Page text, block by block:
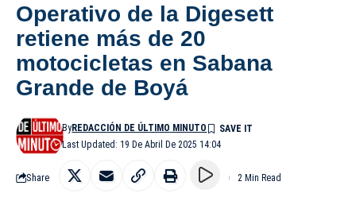
Operativo de la Digesett
retiene más de 20
motocicletas en Sabana
Grande de Boyá
Last Updated: 19 De Abril De 2025 14:04
ByREDACCIÓN DE ÚLTIMO MINUTO
Share 2 Min Read